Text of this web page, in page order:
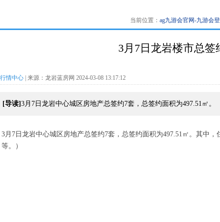
当前位置： ag九游会官网-九游会
3月7日龙岩楼市总签
行情中心 | 来源：龙岩蓝房网 2024-03-08 13:17:12
[导读] 3月7日龙岩中心城区房地产总签约7套，总签约面积为497.51㎡。
3月7日龙岩中心城区房地产总签约7套，总签约面积为497.51㎡。 其中，
等。）